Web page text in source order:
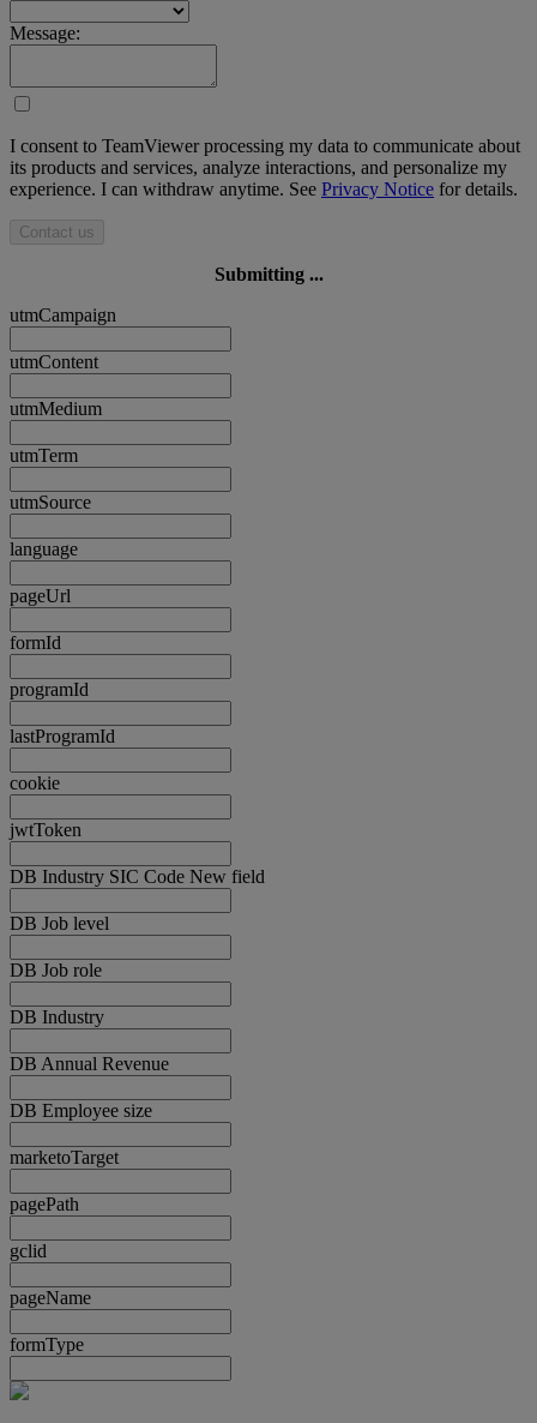
Message:
I consent to TeamViewer processing my data to communicate about
its products and services, analyze interactions, and personalize my
experience. I can withdraw anytime. See Privacy Notice for details.
Contact us
Submitting ...
utmCampaign
utmContent
utmMedium
utmTerm
utmSource
language
pageUrl
formId
programId
lastProgramId
cookie
jwtToken
DB Industry SIC Code New field
DB Job level
DB Job role
DB Industry
DB Annual Revenue
DB Employee size
marketoTarget
pagePath
gclid
pageName
formType